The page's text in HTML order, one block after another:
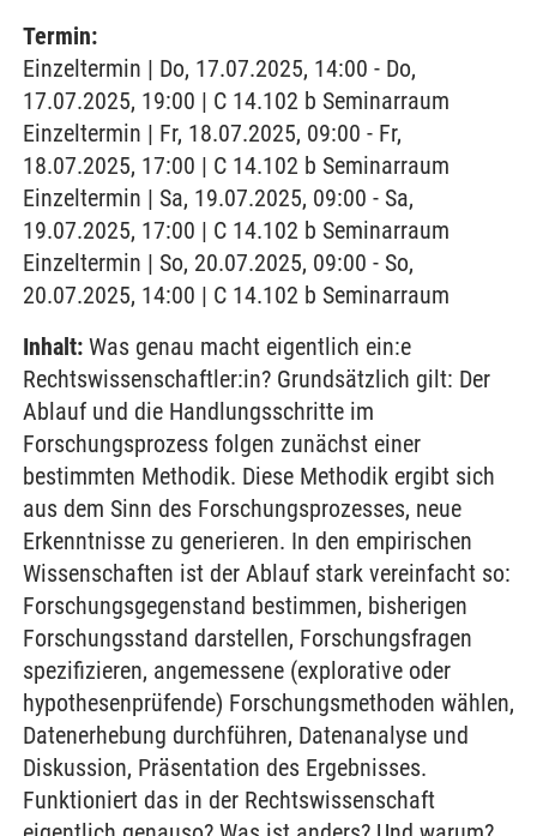
Termin:
Einzeltermin | Do, 17.07.2025, 14:00 - Do,
17.07.2025, 19:00 | C 14.102 b Seminarraum
Einzeltermin | Fr, 18.07.2025, 09:00 - Fr,
18.07.2025, 17:00 | C 14.102 b Seminarraum
Einzeltermin | Sa, 19.07.2025, 09:00 - Sa,
19.07.2025, 17:00 | C 14.102 b Seminarraum
Einzeltermin | So, 20.07.2025, 09:00 - So,
20.07.2025, 14:00 | C 14.102 b Seminarraum
Inhalt: Was genau macht eigentlich ein:e
Rechtswissenschaftler:in? Grundsätzlich gilt: Der
Ablauf und die Handlungsschritte im
Forschungsprozess folgen zunächst einer
bestimmten Methodik. Diese Methodik ergibt sich
aus dem Sinn des Forschungsprozesses, neue
Erkenntnisse zu generieren. In den empirischen
Wissenschaften ist der Ablauf stark vereinfacht so:
Forschungsgegenstand bestimmen, bisherigen
Forschungsstand darstellen, Forschungsfragen
spezifizieren, angemessene (explorative oder
hypothesenprüfende) Forschungsmethoden wählen,
Datenerhebung durchführen, Datenanalyse und
Diskussion, Präsentation des Ergebnisses.
Funktioniert das in der Rechtswissenschaft